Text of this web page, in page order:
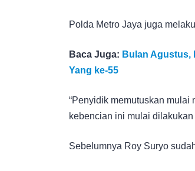
Polda Metro Jaya juga
Baca Juga: Bulan Agustus,
Yang ke-55
“Penyidik memutuskan
kebencian ini mulai
Sebelumnya Roy Suryo